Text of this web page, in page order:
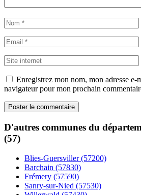
Enregistrez mon nom, mon adresse e-
navigateur pour mon prochain
D'autres communes du
(57)
Blies-Guersviller (57200)
Barchain (57830)
Frémery (57590)
Sanry-sur-Nied (57530)